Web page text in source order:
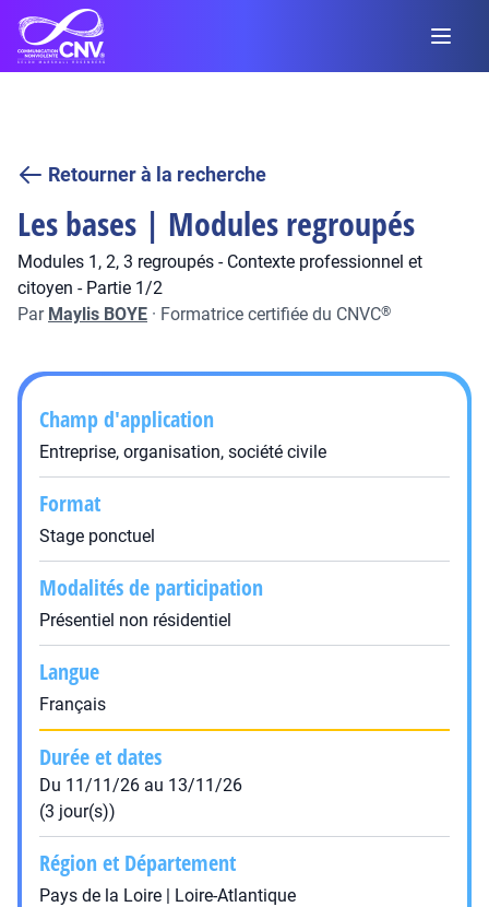
Retourner à la recherche
Les bases | Modules regroupés
Modules 1, 2, 3 regroupés - Contexte professionnel et
citoyen - Partie 1/2
Par Maylis BOYE · Formatrice certifiée du CNVC®
Champ d'application
Entreprise, organisation, société civile
Format
Stage ponctuel
Modalités de participation
Présentiel non résidentiel
Langue
Français
Durée et dates
Du 11/11/26 au 13/11/26
(3 jour(s))
Région et Département
Pays de la Loire | Loire-Atlantique